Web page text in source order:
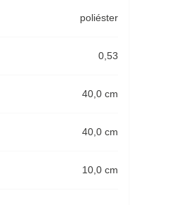
poliéster
0,53
40,0 cm
40,0 cm
10,0 cm